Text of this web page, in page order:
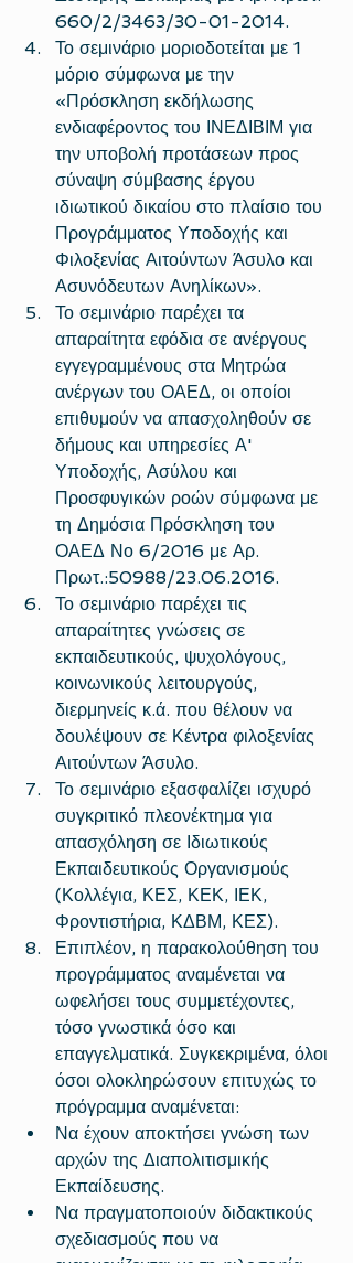
660/2/3463/30-01-2014.
Το σεμινάριο μοριοδοτείται με 1
μόριο σύμφωνα με την
«Πρόσκληση εκδήλωσης
ενδιαφέροντος του ΙΝΕΔΙΒΙΜ για
την υποβολή προτάσεων προς
σύναψη σύμβασης έργου
ιδιωτικού δικαίου στο πλαίσιο του
Προγράμματος Υποδοχής και
Φιλοξενίας Αιτούντων Άσυλο και
Ασυνόδευτων Ανηλίκων».
Το σεμινάριο παρέχει τα
απαραίτητα εφόδια σε ανέργους
εγγεγραμμένους στα Μητρώα
ανέργων του ΟΑΕΔ, οι οποίοι
επιθυμούν να απασχοληθούν σε
δήμους και υπηρεσίες Α'
Υποδοχής, Ασύλου και
Προσφυγικών ροών σύμφωνα με
τη Δημόσια Πρόσκληση του
ΟΑΕΔ Νο 6/2016 με Αρ.
Πρωτ.:50988/23.06.2016.
Το σεμινάριο παρέχει τις
απαραίτητες γνώσεις σε
εκπαιδευτικούς, ψυχολόγους,
κοινωνικούς λειτουργούς,
διερμηνείς κ.ά. που θέλουν να
δουλέψουν σε Κέντρα φιλοξενίας
Αιτούντων Άσυλο.
Το σεμινάριο εξασφαλίζει ισχυρό
συγκριτικό πλεονέκτημα για
απασχόληση σε Ιδιωτικούς
Εκπαιδευτικούς Οργανισμούς
(Κολλέγια, ΚΕΣ, ΚΕΚ, ΙΕΚ,
Φροντιστήρια, ΚΔΒΜ, ΚΕΣ).
Επιπλέον, η παρακολούθηση του
προγράμματος αναμένεται να
ωφελήσει τους συμμετέχοντες,
τόσο γνωστικά όσο και
επαγγελματικά. Συγκεκριμένα, όλοι
όσοι ολοκληρώσουν επιτυχώς το
πρόγραμμα αναμένεται:
Να έχουν αποκτήσει γνώση των
αρχών της Διαπολιτισμικής
Εκπαίδευσης.
Να πραγματοποιούν διδακτικούς
σχεδιασμούς που να